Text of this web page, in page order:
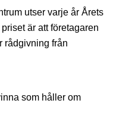
utser varje år Årets
är att företagaren
rådgivning från